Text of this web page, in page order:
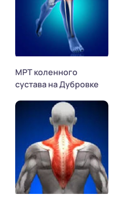
МРТ коленного
сустава на Дубровке